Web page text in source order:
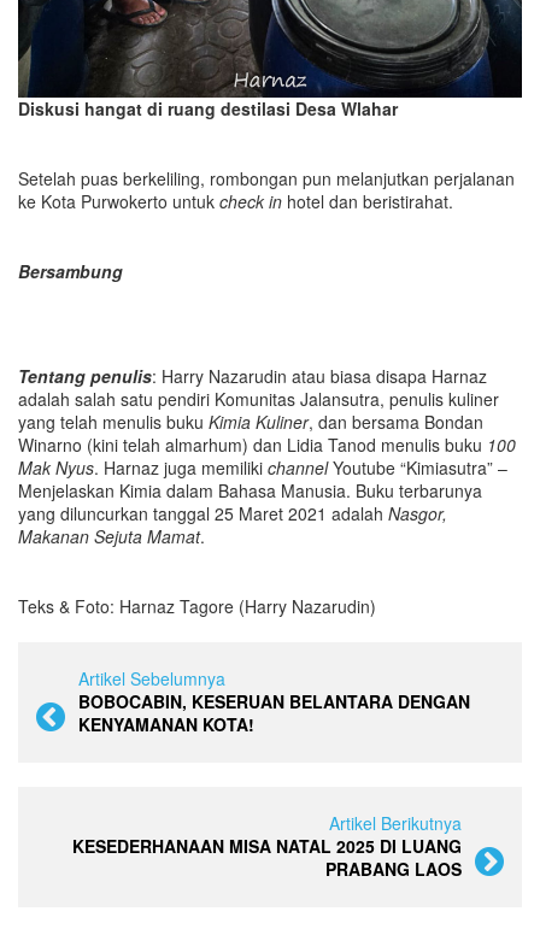
Diskusi hangat di ruang destilasi Desa Wlahar
Setelah puas berkeliling, rombongan pun melanjutkan perjalanan
ke Kota Purwokerto untuk check in hotel dan beristirahat.
Bersambung
Tentang penulis: Harry Nazarudin atau biasa disapa Harnaz
adalah salah satu pendiri Komunitas Jalansutra, penulis kuliner
yang telah menulis buku Kimia Kuliner, dan bersama Bondan
Winarno (kini telah almarhum) dan Lidia Tanod menulis buku 100
Mak Nyus. Harnaz juga memiliki channelYoutube “Kimiasutra” –
Menjelaskan Kimia dalam Bahasa Manusia. Buku terbarunya
yang diluncurkan tanggal 25 Maret 2021 adalah Nasgor,
Makanan Sejuta Mamat.
Teks & Foto: Harnaz Tagore (Harry Nazarudin)
Artikel Sebelumnya
BOBOCABIN, KESERUAN BELANTARA DENGAN
KENYAMANAN KOTA!
Artikel Berikutnya
KESEDERHANAAN MISA NATAL 2025 DI LUANG
PRABANG LAOS